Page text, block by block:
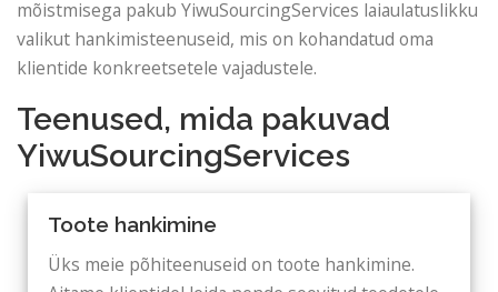
mõistmisega pakub YiwuSourcingServices laiaulatuslikku
valikut hankimisteenuseid, mis on kohandatud oma
klientide konkreetsetele vajadustele.
Teenused, mida pakuvad
YiwuSourcingServices
Toote hankimine
Üks meie põhiteenuseid on toote hankimine.